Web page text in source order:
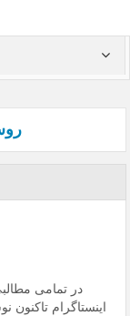
7
در تمامی
اینستاگرام تاکنون